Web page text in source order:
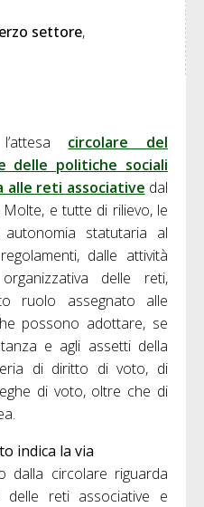
settore
circolare del
delle politiche sociali
alle reti associative dal
e tutte di rilievo, le
statutaria al
dalle attività
delle reti,
ruolo assegnato alle
possono adottare, se
e agli assetti della
di diritto di voto, di
di voto, oltre che di
indica la via
dalla circolare riguarda
delle reti associative e